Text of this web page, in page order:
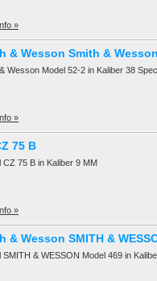
»
& Wesson Smith & Wesson
Wesson Model 52-2 in Kaliber 38
»
75 B
CZ 75 B in Kaliber 9 MM
»
& Wesson SMITH &
SMITH & WESSON Model 469 in